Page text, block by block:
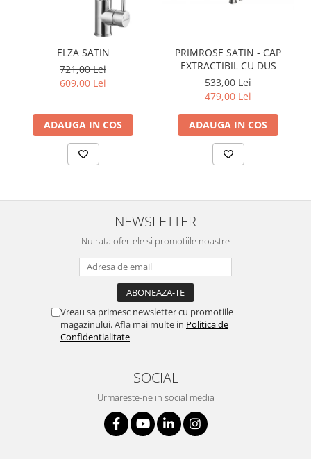
ELZA SATIN
721,00 Lei
609,00 Lei
ADAUGA IN COS
PRIMROSE SATIN - CAP
EXTRACTIBIL CU DUS
533,00 Lei
479,00 Lei
ADAUGA IN COS
NEWSLETTER
Nu rata ofertele si promotiile noastre
Vreau sa primesc newsletter cu promotiile
magazinului. Afla mai multe in Politica de
Confidentialitate
SOCIAL
Urmareste-ne in social media